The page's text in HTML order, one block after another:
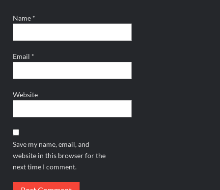
Name *
Email *
Website
Save my name, email, and
website in this browser for the
next time I comment.